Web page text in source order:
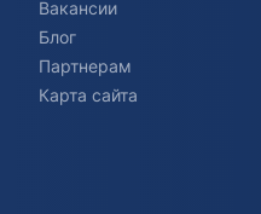
Вакансии
Блог
Партнерам
Карта сайта